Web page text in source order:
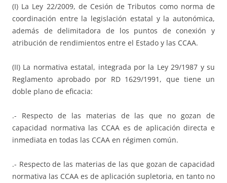
(I) La Ley 22/2009, de Cesión de Tributos como norma de
coordinación entre la legislación estatal y la autonómica,
además de delimitadora de los puntos de conexión y
atribución de rendimientos entre el Estado y las CCAA.
(II) La normativa estatal, integrada por la Ley 29/1987 y su
Reglamento aprobado por RD 1629/1991, que tiene un
doble plano de eficacia:
.- Respecto de las materias de las que no gozan de
capacidad normativa las CCAA es de aplicación directa e
inmediata en todas las CCAA en régimen común.
.- Respecto de las materias de las que gozan de capacidad
normativa las CCAA es de aplicación supletoria, en tanto no